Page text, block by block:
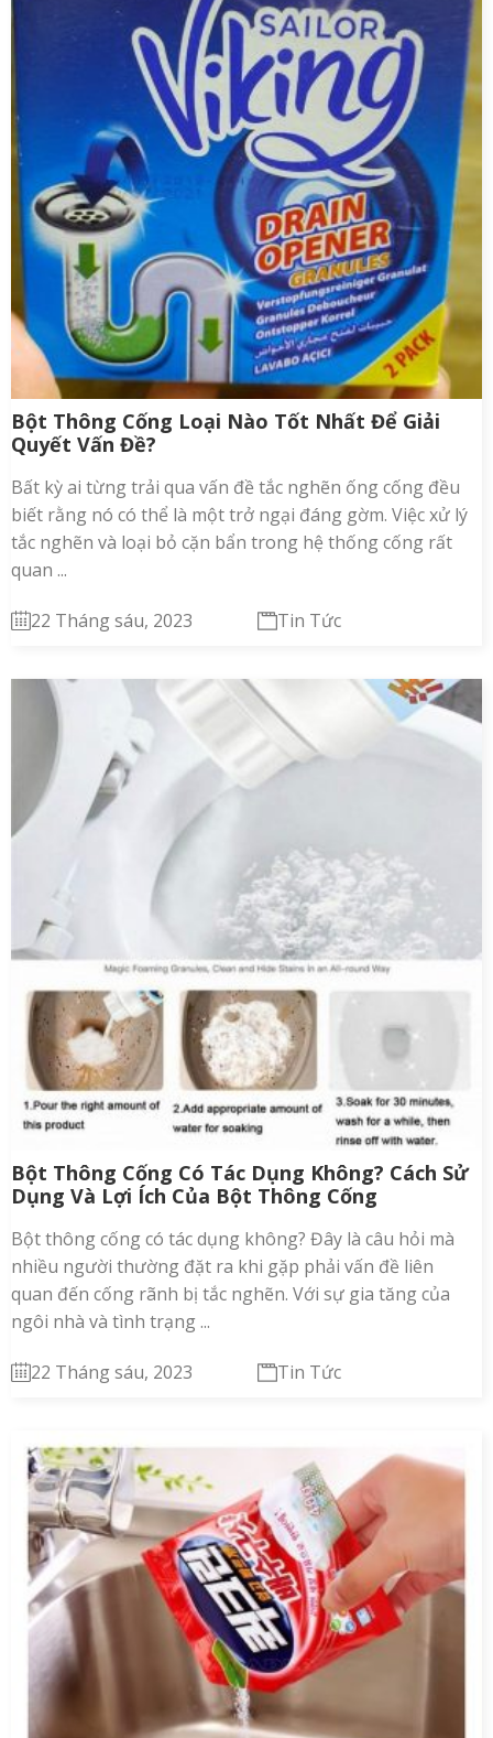
Bột Thông Cống Loại Nào Tốt Nhất Để Giải
Quyết Vấn Đề?
Bất kỳ ai từng trải qua vấn đề tắc nghẽn ống cống đều
biết rằng nó có thể là một trở ngại đáng gờm. Việc xử lý
tắc nghẽn và loại bỏ cặn bẩn trong hệ thống cống rất
quan ...
22 Tháng sáu, 2023 Tin Tức
Bột Thông Cống Có Tác Dụng Không? Cách Sử
Dụng Và Lợi Ích Của Bột Thông Cống
Bột thông cống có tác dụng không? Đây là câu hỏi mà
nhiều người thường đặt ra khi gặp phải vấn đề liên
quan đến cống rãnh bị tắc nghẽn. Với sự gia tăng của
ngôi nhà và tình trạng ...
22 Tháng sáu, 2023 Tin Tức